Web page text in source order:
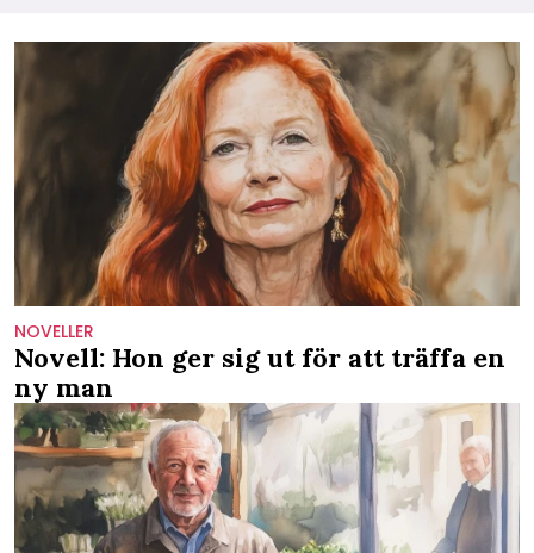
NOVELLER
Novell: Hon ger sig ut för att träffa en
ny man